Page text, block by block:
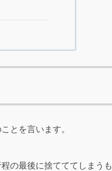
とを言います。
の最後に捨てててしまうも